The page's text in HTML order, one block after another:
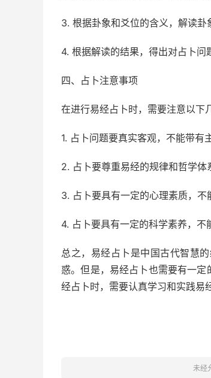
3. 根据卦象和爻位的含义，解读卦
4. 根据解读的结果，得出对占卜问
四、占卜注意事项
在进行易经占卜时，需要注意以下
1. 占卜问题要真实客观，不能带有
2. 占卜要尊重易经的规律和哲学体
3. 占卜要具有一定的心理素质，不
4. 占卜要具有一定的科学素养，不
总之，易经占卜是中国古代智慧
惑。但是，易经占卜也需要有一
经占卜时，需要认真学习和实践易
未经